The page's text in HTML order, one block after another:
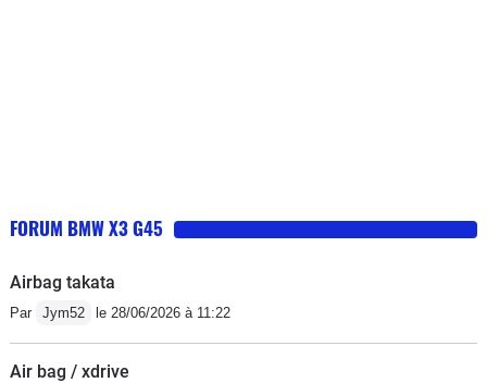
FORUM BMW X3 G45
Airbag takata
Par Jym52 le 28/06/2026 à 11:22
Air bag / xdrive